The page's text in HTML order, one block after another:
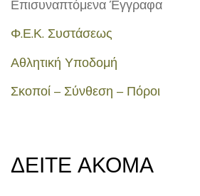
Επισυναπτόμενα Έγγραφα
Φ.Ε.Κ. Συστάσεως
Αθλητική Υποδομή
Σκοποί – Σύνθεση – Πόροι
ΔΕΙΤΕ ΑΚΟΜΑ